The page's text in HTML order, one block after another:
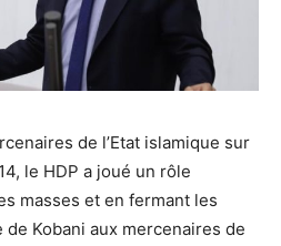
de l’Etat islamique sur
le HDP a joué un rôle
masses et en fermant les
Kobani aux mercenaires de